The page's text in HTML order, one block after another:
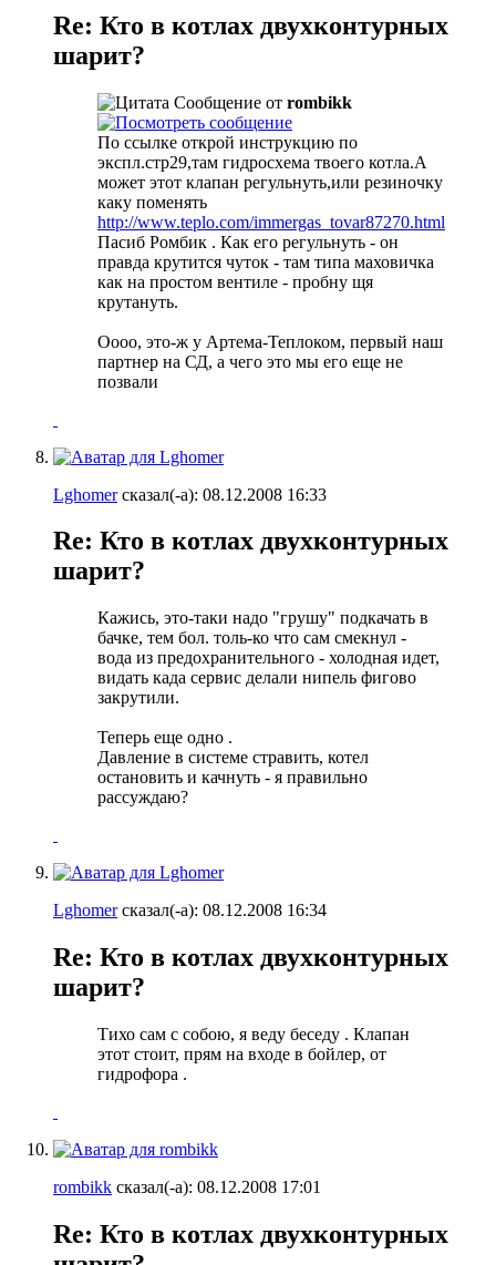
Re: Кто в котлах двухконтурных
шарит?
Сообщение от rombikk
По ссылке открой инструкцию по
экспл.стр29,там гидросхема твоего котла.А
может этот клапан регульнуть,или резиночку
каку поменять
http://www.teplo.com/immergas_tovar87270.html
Пасиб Ромбик . Как его регульнуть - он
правда крутится чуток - там типа маховичка
как на простом вентиле - пробну щя
крутануть.
Оооо, это-ж у Артема-Теплоком, первый наш
партнер на СД, а чего это мы его еще не
позвали
Lghomerсказал(-а): 08.12.2008 16:33
Re: Кто в котлах двухконтурных
шарит?
Кажись, это-таки надо "грушу" подкачать в
бачке, тем бол. толь-ко что сам смекнул -
вода из предохранительного - холодная идет,
видать када сервис делали нипель фигово
закрутили.
Теперь еще одно .
Давление в системе стравить, котел
остановить и качнуть - я правильно
рассуждаю?
Lghomerсказал(-а): 08.12.2008 16:34
Re: Кто в котлах двухконтурных
шарит?
Тихо сам с собою, я веду беседу . Клапан
этот стоит, прям на входе в бойлер, от
гидрофора .
rombikk сказал(-а): 08.12.2008 17:01
Re: Кто в котлах двухконтурных